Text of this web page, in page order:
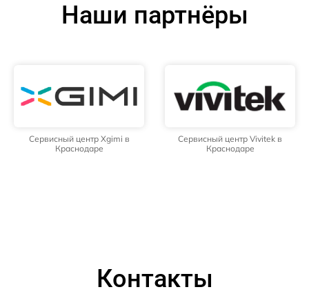
Наши партнёры
Сервисный центр Xgimi в
Краснодаре
Сервисный центр Vivitek в
Краснодаре
Контакты